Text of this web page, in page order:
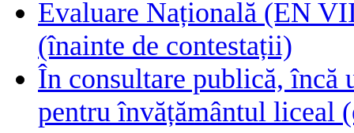
Evaluare Națională (EN
(înainte de contestații)
În consultare publică, încă
pentru învățământul liceal